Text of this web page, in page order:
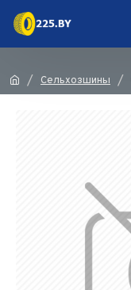
Сельхозшины